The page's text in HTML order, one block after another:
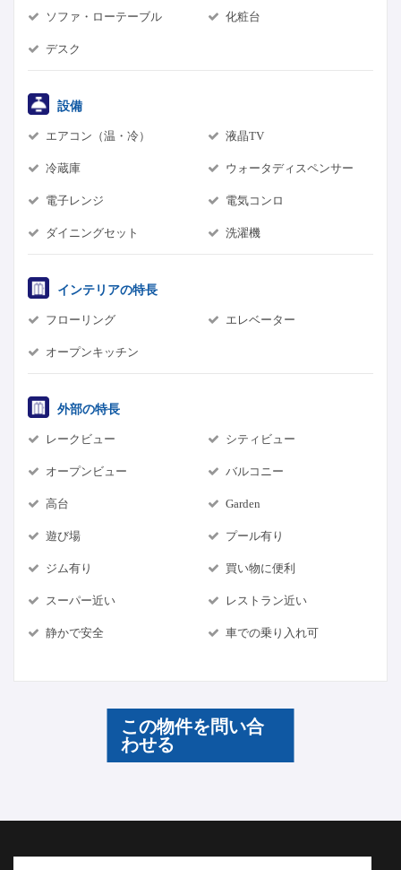
ソファ・ローテーブル 化粧台
デスク
設備
エアコン（温・冷） 液晶TV
冷蔵庫 ウォータディスペンサー
電子レンジ 電気コンロ
ダイニングセット 洗濯機
インテリアの特長
フローリング エレベーター
オープンキッチン
外部の特長
レークビュー シティビュー
オープンビュー バルコニー
高台 Garden
遊び場 プール有り
ジム有り 買い物に便利
スーパー近い レストラン近い
静かで安全 車での乗り入れ可
この物件を問い合
わせる